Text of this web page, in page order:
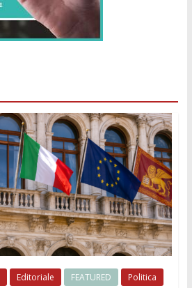
Editoriale FEATURED Politica